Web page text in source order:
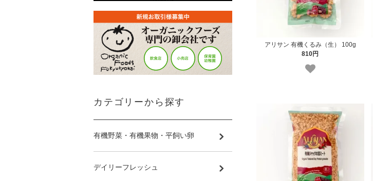
アリサン 有機くるみ（生） 100g
810円
カテゴリーから探す
有機野菜・有機果物・平飼い卵
デイリーフレッシュ